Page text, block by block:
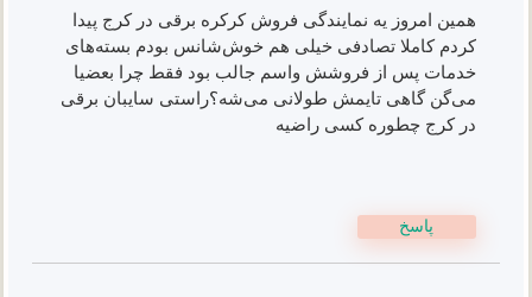
همین امروز یه نمایندگی فروش کرکره برقی در کرج پیدا
کردم کاملا تصادفی خیلی هم خوش‌شانس بودم بسته‌های
خدمات پس از فروشش واسم جالب بود فقط چرا بعضیا
می‌گن گاهی تایمش طولانی می‌شه؟راستی سایبان برقی
در کرج چطوره کسی راضیه
پاسخ